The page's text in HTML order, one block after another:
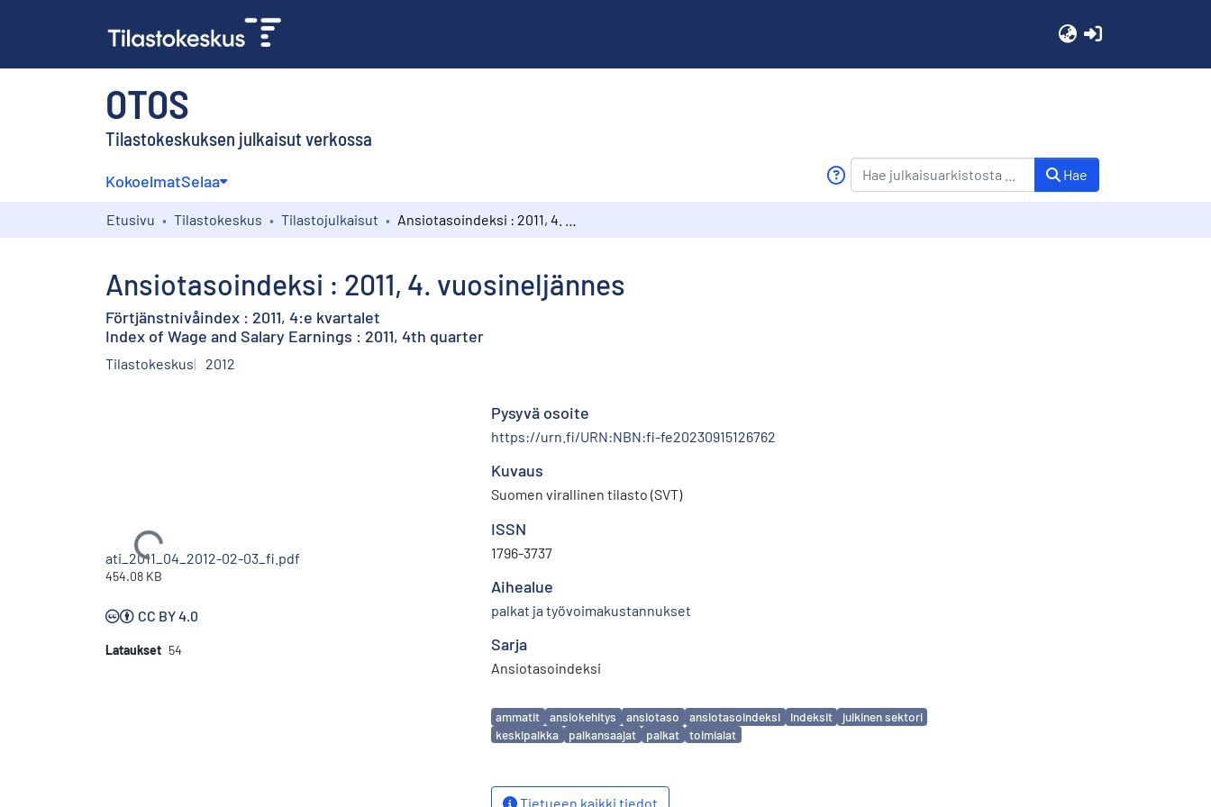
OTOS
Tilastokeskuksen julkaisut verkossa
KokoelmatSelaa Hae
Etusivu Tilastokeskus Tilastojulkaisut
Ansiotasoindeksi : 2011, 4. vuosineljännes
Förtjänstnivåindex : 2011, 4:e kvartalet
Index of Wage and Salary Earnings : 2011, 4th quarter
Tilastokeskus 2012
Ladataan...
ati_2011_04_2012-02-03_fi.pdf
454.08 KB
CC BY 4.0
Lataukset 54
Pysyvä osoite
https://urn.fi/URN:NBN:fi-fe20230915126762
Kuvaus
Suomen virallinen tilasto (SVT)
ISSN
1796-3737
Aihealue
palkat ja työvoimakustannukset
Sarja
Ansiotasoindeksi
Avainsanat
ammatit ansiokehitys ansiotaso ansiotasoindeksi indeksit
julkinen sektori
keskipalkka
palkansaajat palkat toimialat
Tietueen kaikki tiedot